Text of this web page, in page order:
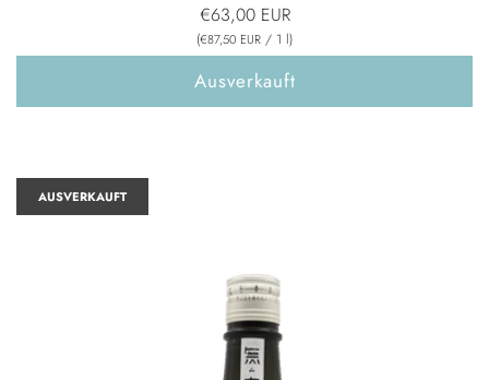
€63,00 EUR
(€87,50 EUR / 1 l)
Ausverkauft
AUSVERKAUFT